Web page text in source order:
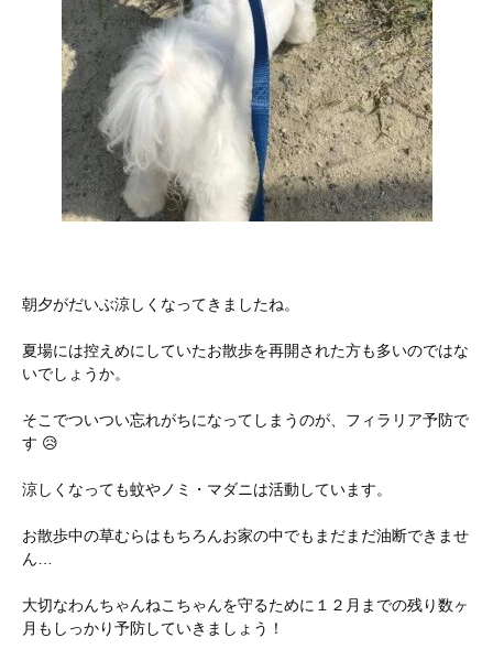
朝夕がだいぶ涼しくなってきましたね。
夏場には控えめにしていたお散歩を再開された方も多いのではな
いでしょうか。
そこでついつい忘れがちになってしまうのが、フィラリア予防で
す 😥
涼しくなっても蚊やノミ・マダニは活動しています。
お散歩中の草むらはもちろんお家の中でもまだまだ油断できませ
ん…
大切なわんちゃんねこちゃんを守るために１２月までの残り数ヶ
月もしっかり予防していきましょう！